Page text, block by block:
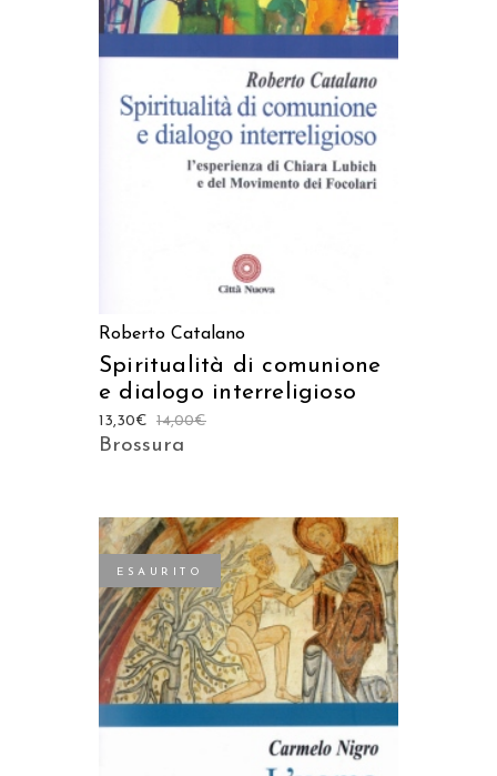
AGGIUNGI AL CARRELLO
Roberto Catalano
Spiritualità di comunione
e dialogo interreligioso
14,00€
13,30€
Brossura
ESAURITO
LEGGI TUTTO